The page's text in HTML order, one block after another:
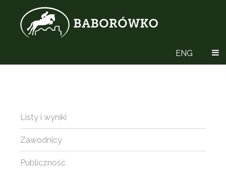
ENG
Listy i wyniki
Zawodnicy
Publiczność